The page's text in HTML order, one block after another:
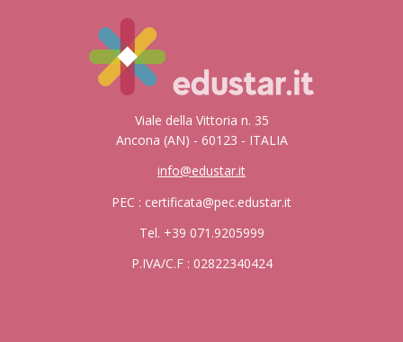
Viale della Vittoria n. 35
Ancona (AN) - 60123 - ITALIA
info@edustar.it
PEC : certificata@pec.edustar.it
Tel. +39 071.9205999
P.IVA/C.F : 02822340424